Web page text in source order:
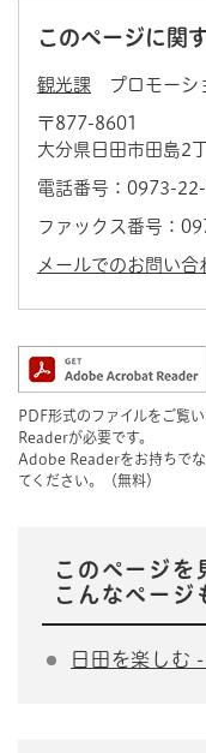
このページに関
観光課 プロモーシ
〒877-8601
大分県日田市田島2
電話番号：0973-
ファックス番号：
メールでのお問い合
PDF形式のファイルをご覧
Readerが必要です。
Adobe Readerをお持ちで
てください。（無料）
このページを
こんなページ
日田を楽しむ